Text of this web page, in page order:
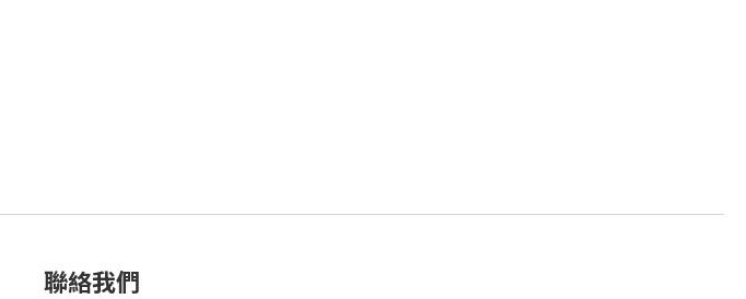
聯絡我們